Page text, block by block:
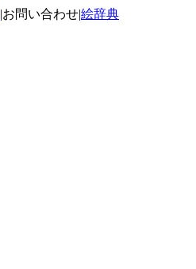
|お問い合わせ|絵辞典